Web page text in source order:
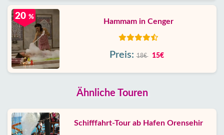
Hammam in Cenger
20 %
Preis: 18€ 15€
Ähnliche Touren
Schifffahrt-Tour ab Hafen Orensehir